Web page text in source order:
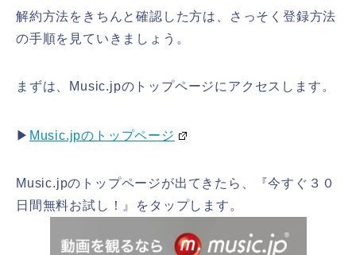
解約方法をきちんと確認した方は、さっそく登録方法
の手順を見ていきましょう。
まずは、Music.jpのトップページにアクセスします。
▶ Music.jpのトップページ
Music.jpのトップページが出てきたら、『今すぐ３０
日間無料お試し！』をタップします。